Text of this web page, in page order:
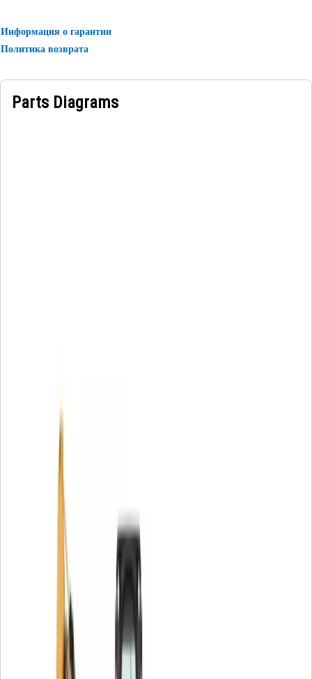
Информация о гарантии
Политика возврата
Parts Diagrams